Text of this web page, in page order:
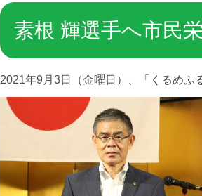
素根 輝選手へ市民
2021年9月3日（金曜日）、「くるめふ